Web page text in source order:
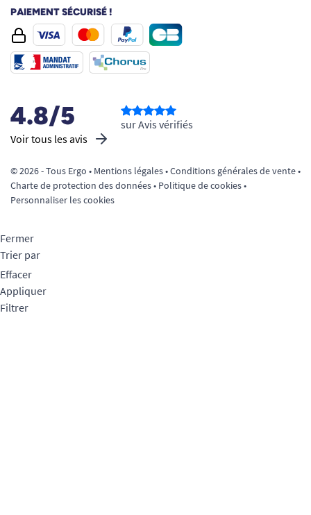
PAIEMENT SÉCURISÉ !
4.8/5
Voir tous les avis
sur Avis vérifiés
© 2026 - Tous Ergo • Mentions légales•Conditions générales de vente•
Charte de protection des données• Politique de cookies•
Personnaliser les cookies
Fermer
Trier par
Effacer
Appliquer
Filtrer